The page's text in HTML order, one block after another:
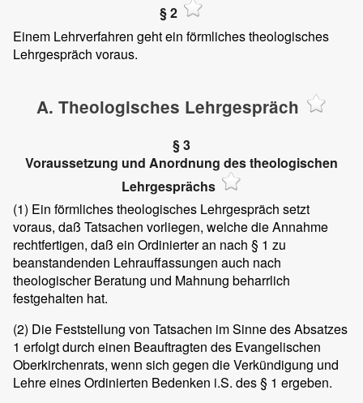
§ 2
Einem Lehrverfahren geht ein förmliches theologisches
Lehrgespräch voraus.
A. Theologisches Lehrgespräch
§ 3
Voraussetzung und Anordnung des theologischen
Lehrgesprächs
(1) Ein förmliches theologisches Lehrgespräch setzt
voraus, daß Tatsachen vorliegen, welche die Annahme
rechtfertigen, daß ein Ordinierter an nach § 1 zu
beanstandenden Lehrauffassungen auch nach
theologischer Beratung und Mahnung beharrlich
festgehalten hat.
(2) Die Feststellung von Tatsachen im Sinne des Absatzes
1 erfolgt durch einen Beauftragten des Evangelischen
Oberkirchenrats, wenn sich gegen die Verkündigung und
Lehre eines Ordinierten Bedenken i.S. des § 1 ergeben.